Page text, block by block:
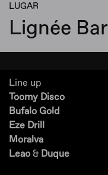
LUGAR
Lignée Bar
Line up
Toomy Disco
Bufalo Gold
Eze Drill
Moralva
Leao & Duque